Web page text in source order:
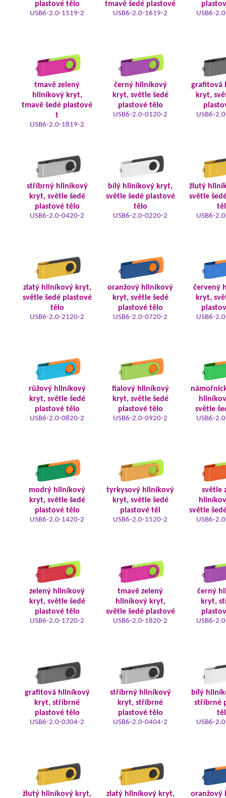
plastové tělo
USB6-2.0-1519-2
tmavě šedé plastové
USB6-2.0-1619-2 USB6-
tmavě zelený
hliníkový kryt,
tmavě šedé plastové
t
USB6-2.0-1819-2
černý hliníkový
kryt, světle šedé
plastové tělo
USB6-2.0-0120-2
grafitová
kryt,
USB6-
stříbrný hliníkový
kryt, světle šedé
plastové tělo
USB6-2.0-0420-2
bílý hliníkový kryt,
světle šedé plastové
tělo
USB6-2.0-0220-2
žlutý
světle
USB6-
zlatý hliníkový kryt,
světle šedé plastové
tělo
USB6-2.0-2120-2
oranžový hliníkový
kryt, světle šedé
plastové tělo
USB6-2.0-0720-2
červený
kryt,
USB6-
růžový hliníkový
kryt, světle šedé
plastové tělo
USB6-2.0-0820-2
fialový hliníkový
kryt, světle šedé
plastové tělo
USB6-2.0-0920-2
světle
USB6-
modrý hliníkový
kryt, světle šedé
plastové tělo
USB6-2.0-1420-2
tyrkysový hliníkový
kryt, světle šedé
plastové těl
USB6-2.0-1520-2
světle
světle
USB6-
zelený hliníkový
kryt, světle šedé
plastové tělo
USB6-2.0-1720-2
tmavě zelený
hliníkový kryt,
světle šedé plastové
USB6-2.0-1820-2
černý
kryt,
USB6-
grafitová hliníkový
kryt, stříbrné
plastové tělo
USB6-2.0-0304-2
stříbrný hliníkový
kryt, stříbrné
plastové tělo
USB6-2.0-0404-2
bílý
stříbrné
USB6-
žlutý hliníkový kryt,
zlatý hliníkový kryt,
oranžový